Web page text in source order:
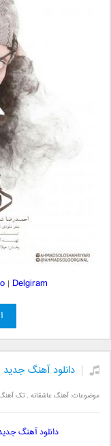
| Delgiram
دانلود آهنگ جدید
موضوعات:آهنگ عاشقانه ,تک
دانلود آهنگ